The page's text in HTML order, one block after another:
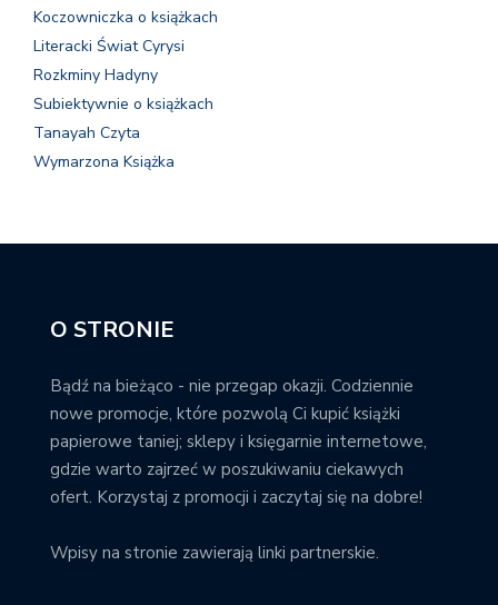
Koczowniczka o książkach
Literacki Świat Cyrysi
Rozkminy Hadyny
Subiektywnie o książkach
Tanayah Czyta
Wymarzona Książka
O STRONIE
Bądź na bieżąco - nie przegap okazji. Codziennie
nowe promocje, które pozwolą Ci kupić książki
papierowe taniej; sklepy i księgarnie internetowe,
gdzie warto zajrzeć w poszukiwaniu ciekawych
ofert. Korzystaj z promocji i zaczytaj się na dobre!
Wpisy na stronie zawierają linki partnerskie.